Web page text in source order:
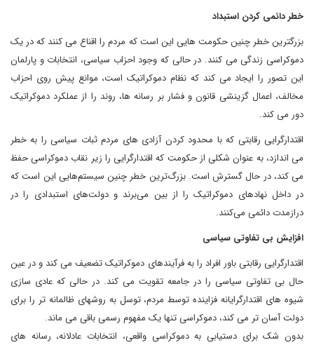
خطر دائمی کردن استبداد
بزرگترین خطر چنین حکومت هایی این است که مردم را اقناع می کنند که در یک
دموکراسی زندگی می کنند. در حالی که وجود احزاب سیاسی، انتخابات و پارلمان
این تصور را ایجاد می کند که نظام دموکراتیک است، موانع پیش روی احزاب
مخالف، اعمال گزینشی قانون و فشار بر رسانه ها، روند را از عملکرد دموکراتیک
دور می کند.
اقتدارگرایی رقابتی که با محدود کردن آزادی های مردم ثبات سیاسی را به خطر
می اندازد، به عنوان شکلی از حکومت که اقتدارگرایی را زیر نقاب دموکراسی حفظ
می کند، در حال گسترش است. بزرگ‌ترین خطر چنین سیستم‌هایی این است که
در داخل نهادهای دموکراتیک را از بین می‌برند و دولت‌های استبدادی را در
درازمدت دائمی می‌کنند.
افزایش بی تفاوتی سیاسی
اقتدارگرایی رقابتی باور افراد را به فرآیندهای دموکراتیک تضعیف می کند و در عین
حال بی تفاوتی سیاسی را در جامعه تقویت می کند. در حالی که عادی سازی
شیوه های اقتدارگرایانه فزاینده توسط مردم، توسل به روشهای ظالمانه تر را برای
دولت آسان تر می کند، دموکراسی تنها یک مفهوم رسمی باقی می ماند.
بدون شک برای دستیابی به دموکراسی واقعی، انتخابات عادلانه، رسانه های